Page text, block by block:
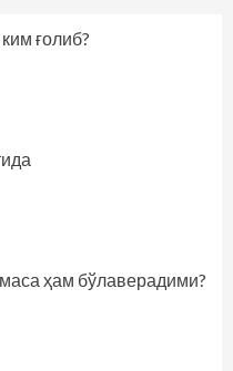
ғолиб?
ҳам бўлаверадими?